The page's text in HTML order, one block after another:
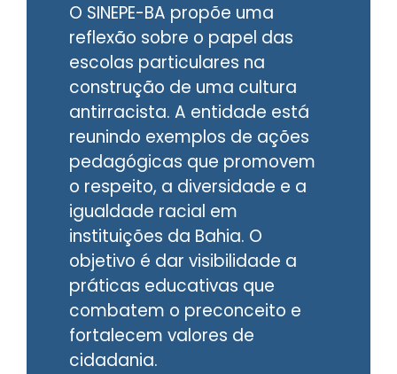
O SINEPE-BA propõe uma
reflexão sobre o papel das
escolas particulares na
construção de uma cultura
antirracista. A entidade está
reunindo exemplos de ações
pedagógicas que promovem
o respeito, a diversidade e a
igualdade racial em
instituições da Bahia. O
objetivo é dar visibilidade a
práticas educativas que
combatem o preconceito e
fortalecem valores de
cidadania.